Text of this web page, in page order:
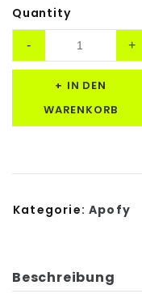
Quantity
IN DEN
WARENKORB
Kategorie: Apofy
Beschreibung